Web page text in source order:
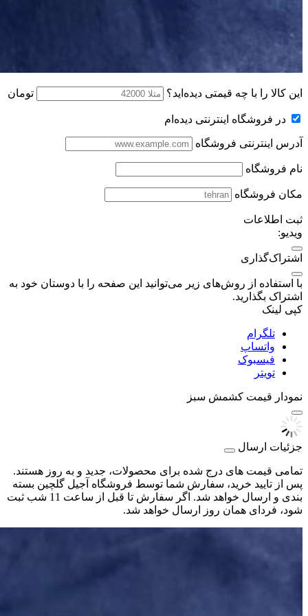
این کالا را با چه قیمتی دیده‌اید؟ تومان
در فروشگاه اینترنتی دیده‌ام
آدرس اینترنتی فروشگاه
نام فروشگاه
مکان فروشگاه
ثبت اطلاعات
ویدیو:
اشتراک‌گذاری
با استفاده از روش‌های زیر می‌توانید این صفحه را با دوستان خود به
اشتراک بگذارید.
کپی لینک
تلگرام
واتساپ
فیسبوک
تویتر
نمودار قیمت کشمش سبز
جزئیات ارسال
تمامی قیمت های درج شده برای محصولات، جدید و به روز هستند.
پس از تایید خرید، سفارش شما توسط فروشگاه آجیل گلچین بسته
بندی و ارسال خواهد شد. اگر سفارش تا قبل از ساعت 11 شب ثبت
شود، فردای همان روز ارسال خواهد شد.